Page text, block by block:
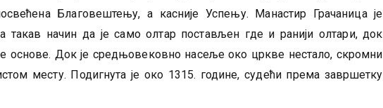
Благовештењу, а касније Успењу. Манастир Грачаница је
такав начин да је само олтар постављен где и ранији олтари, док
основе. Док је средњовековно насеље око цркве нестало, скромни
месту. Подигнута је oкo 1315. године, судећи према завршетку